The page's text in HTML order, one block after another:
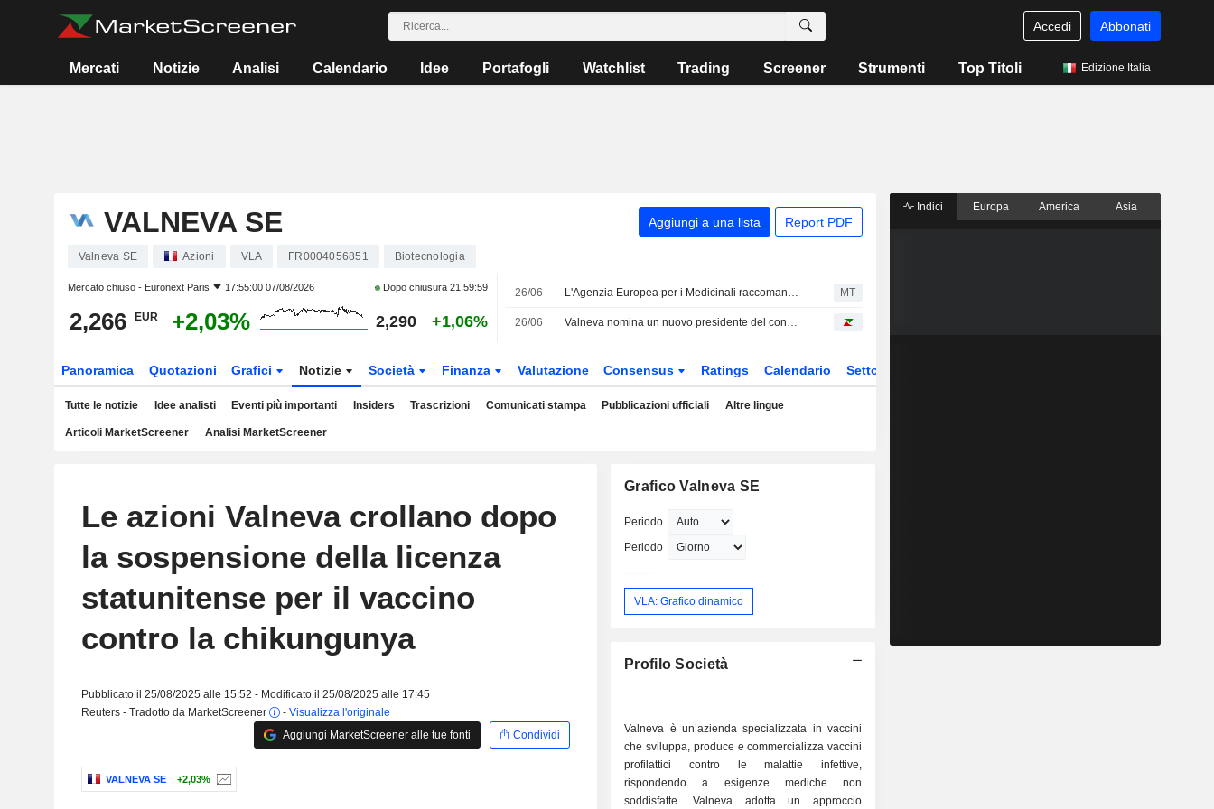
Accedi Abbonati
Mercati Notizie Analisi Calendario Idee Portafogli Watchlist Trading Screener Strumenti Top Titoli Edizione Italia
VALNEVA SE Aggiungi a una lista Report PDF
Valneva SE Azioni VLA FR0004056851 Biotecnologia
Mercato chiuso - Euronext Paris 17:55:00 07/08/2026 Dopo chiusura21:59:59
2,266 EUR +2,03% 2,290 +1,06%
26/06 L'Agenzia Europea per i Medicinali raccomanda una modifica all'autorizzazione all'immissione in commercio del vaccino contro la Chikungunya di Valneva MT
26/06 Valneva nomina un nuovo presidente del consiglio di amministrazione
Panoramica Quotazioni Grafici Notizie Società Finanza Valutazione Consensus Ratings Calendario Settore
Tutte le notizie Idee analisti Eventi più importanti Insiders Trascrizioni Comunicati stampa Pubblicazioni ufficiali Altre lingue
Articoli MarketScreener Analisi MarketScreener
Le azioni Valneva crollano dopo
la sospensione della licenza
statunitense per il vaccino
contro la chikungunya
Pubblicato il 25/08/2025 alle 15:52 - Modificato il 25/08/2025 alle 17:45
Reuters - Tradotto da MarketScreener
- Visualizza l'originale
Aggiungi MarketScreener alle tue fonti
Condividi
VALNEVA SE +2,03%
Grafico Valneva SE
Periodo
Periodo
VLA: Grafico dinamico
Profilo Società
Valneva è un’azienda specializzata in vaccini
che sviluppa, produce e commercializza vaccini
profilattici contro le malattie infettive,
rispondendo a esigenze mediche non
soddisfatte. Valneva adotta un approccio
Indici Europa America Asia